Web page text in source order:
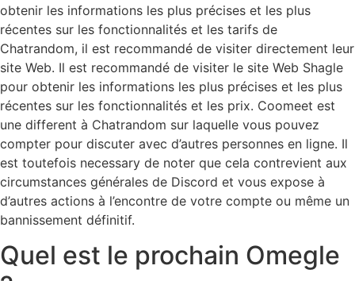
obtenir les informations les plus précises et les plus
récentes sur les fonctionnalités et les tarifs de
Chatrandom, il est recommandé de visiter directement leur
site Web. Il est recommandé de visiter le site Web Shagle
pour obtenir les informations les plus précises et les plus
récentes sur les fonctionnalités et les prix. Coomeet est
une different à Chatrandom sur laquelle vous pouvez
compter pour discuter avec d’autres personnes en ligne. Il
est toutefois necessary de noter que cela contrevient aux
circumstances générales de Discord et vous expose à
d’autres actions à l’encontre de votre compte ou même un
bannissement définitif.
Quel est le prochain Omegle